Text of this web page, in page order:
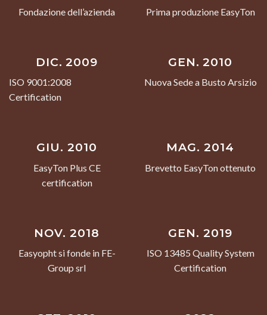
Fondazione dell’azienda Prima produzione EasyTon
DIC. 2009
ISO 9001:2008
Certification
GEN. 2010
Nuova Sede a Busto Arsizio
GIU. 2010
EasyTon Plus CE
certification
MAG. 2014
Brevetto EasyTon ottenuto
NOV. 2018
Easyopht si fonde in FE-
Group srl
GEN. 2019
ISO 13485 Quality System
Certification